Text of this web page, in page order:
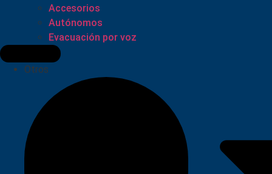
Accesorios
Autónomos
Evacuación por voz
Otros